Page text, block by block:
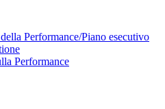
Performance/Piano esecutivo
Performance